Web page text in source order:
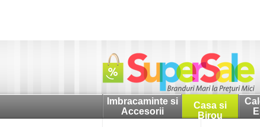
Imbracaminte si
Accesorii
Casa si
Birou